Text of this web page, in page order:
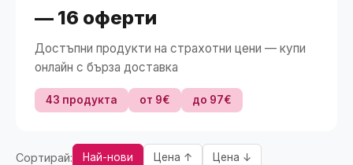
— 16 оферти
Достъпни продукти на страхотни цени — купи
онлайн с бърза доставка
43 продукта от 9€ до 97€
Сортирай: Най-нови Цена ↑ Цена ↓